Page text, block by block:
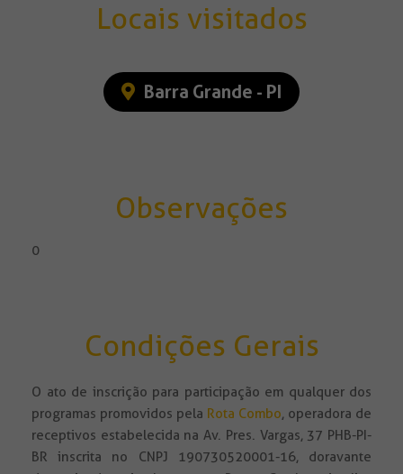
Locais visitados
Barra Grande - PI
Observações
0
Condições Gerais
O ato de inscrição para participação em qualquer dos
programas promovidos pela Rota Combo, operadora de
receptivos estabelecida na Av. Pres. Vargas, 37 PHB-PI-
BR inscrita no CNPJ 190730520001-16, doravante